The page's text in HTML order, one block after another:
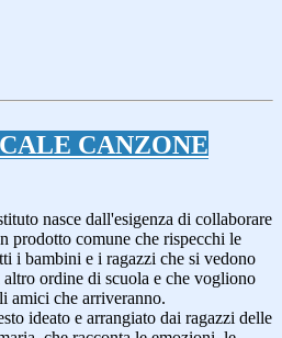
CANZONE
nasce dall'esigenza di collaborare
prodotto comune che rispecchi le
i bambini e i ragazzi che si vedono
ordine di scuola e che vogliono
amici che arriveranno.
ideato e arrangiato dai ragazzi delle